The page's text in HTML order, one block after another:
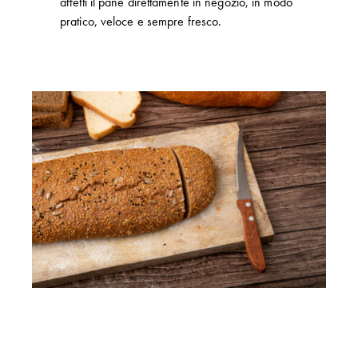
pratico, veloce e sempre fresco.